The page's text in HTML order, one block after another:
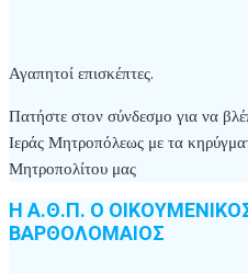
Αγαπητοί επισκέπτες.
Πατήστε στον σύνδεσμο για να
Ιεράς Μητροπόλεως με τα
Μητροπολίτου μας
Η Α.Θ.Π. Ο
ΒΑΡΘΟΛΟΜΑΙΟΣ